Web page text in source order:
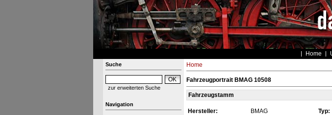
Home
Suche
zur erweiterten Suche
Navigation
Home
Fahrzeugportrait BMAG 10508
Fahrzeugstamm
Hersteller: BMAG Typ: